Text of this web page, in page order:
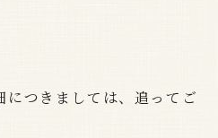
につきましては、追ってご